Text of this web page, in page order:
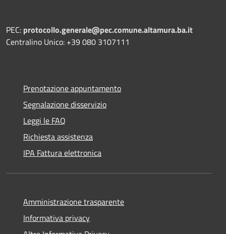
PEC: protocollo.generale@pec.comune.altamura.ba.it
Centralino Unico: +39 080 3107111
Prenotazione appuntamento
Segnalazione disservizio
Leggi le FAQ
Richiesta assistenza
IPA Fattura elettronica
Amministrazione trasparente
Informativa privacy